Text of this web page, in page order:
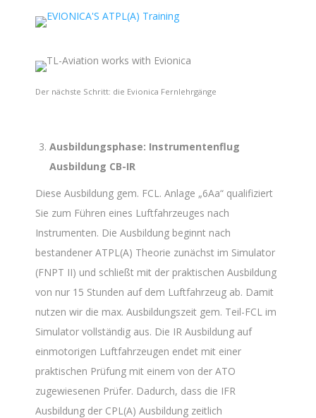
Der nächste Schritt: die Evionica Fernlehrgänge
Ausbildungsphase: Instrumentenflug
Ausbildung CB-IR
Diese Ausbildung gem. FCL. Anlage „6Aa“ qualifiziert
Sie zum Führen eines Luftfahrzeuges nach
Instrumenten. Die Ausbildung beginnt nach
bestandener ATPL(A) Theorie zunächst im Simulator
(FNPT II) und schließt mit der praktischen Ausbildung
von nur 15 Stunden auf dem Luftfahrzeug ab. Damit
nutzen wir die max. Ausbildungszeit gem. Teil-FCL im
Simulator vollständig aus. Die IR Ausbildung auf
einmotorigen Luftfahrzeugen endet mit einer
praktischen Prüfung mit einem von der ATO
zugewiesenen Prüfer. Dadurch, dass die IFR
Ausbildung der CPL(A) Ausbildung zeitlich